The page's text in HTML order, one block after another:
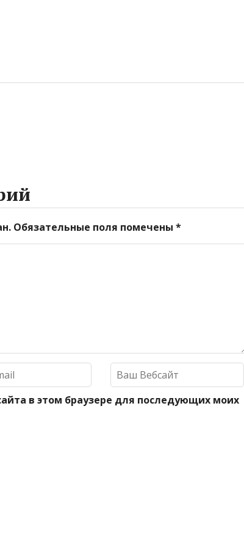
Обязательные поля помечены *
в этом браузере для последующих моих